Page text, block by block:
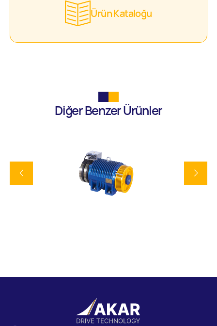
Ürün Kataloğu
Diğer Benzer Ürünler